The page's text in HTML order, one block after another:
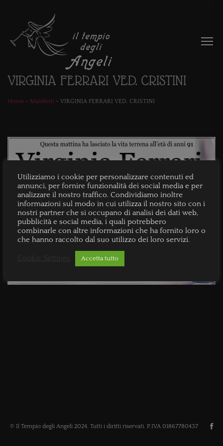
VIRGINIA FERRARI VED. CRISTINI
Home - Manifesti - VIRGINIA FERRARI VED. CRISTINI
© Il Tempio degli Angeli 2024. Tutti i diritti riservati. P.IVA 01867780437
Utilizziamo i cookie per personalizzare contenuti ed
annunci, per fornire funzionalità dei social media e per
analizzare il nostro traffico. Condividiamo inoltre
informazioni sul modo in cui utilizza il nostro sito con i
nostri partner che si occupano di analisi dei dati web,
pubblicità e social media, i quali potrebbero
combinarle con altre informazioni che ha fornito loro o
che hanno raccolto dal suo utilizzo dei loro servizi.
Accetta tutto